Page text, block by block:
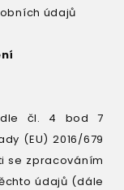
údajů
čl. 4 bod 7
(EU) 2016/679
se zpracováním
údajů (dále